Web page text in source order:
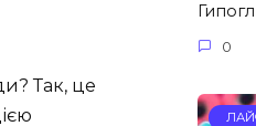
Так, це
0